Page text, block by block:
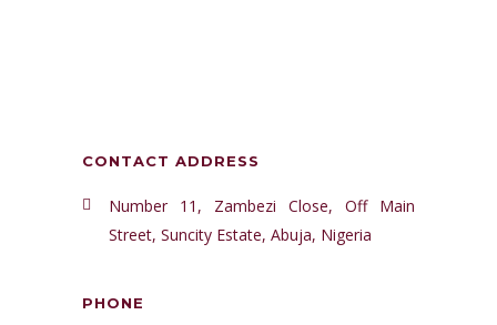
CONTACT ADDRESS
Number 11, Zambezi Close, Off Main
Street, Suncity Estate, Abuja, Nigeria
PHONE